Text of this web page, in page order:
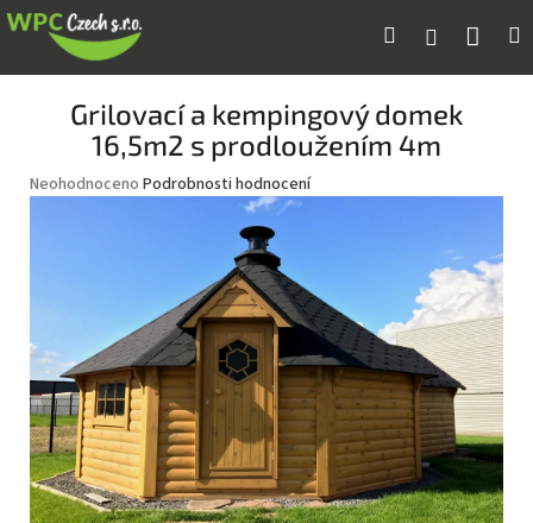
Přejít
na
Hledat Přihlášení
Grilovací a kempingový domek
16,5m2 s prodloužením 4m
Průměrné
hvězdiček.
Neohodnoceno Podrobnosti hodnocení